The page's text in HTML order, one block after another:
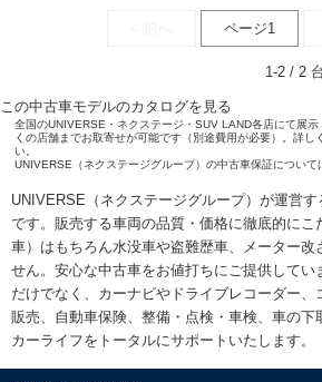
ページ1
1-2 / 2
この中古車モデルのカタログを見る
全国のUNIVERSE・ネクステージ・SUV LAND各店にて展
くの店舗までお取寄せが可能です（別途費用が必要）。詳し
い。
UNIVERSE（ネクステージグループ）の中古車保証につい
UNIVERSE（ネクステージグループ）が運営す
です。販売する車両の品質・価格に徹底的にこ
車）はもちろん水没車や盗難歴車、メーター改
せん。安心な中古車をお値打ちにご提供してい
だけでなく、カーナビやドライブレコーダー、
販売、自動車保険、整備・点検・車検、車の下
カーライフをトータルにサポートいたします。